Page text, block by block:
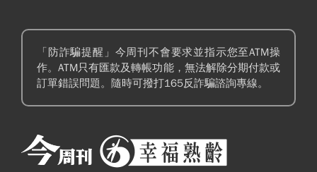
「防詐騙提醒」今周刊不會要求並指示您至ATM操
作。ATM只有匯款及轉帳功能，無法解除分期付款或
訂單錯誤問題。隨時可撥打165反詐騙諮詢專線。